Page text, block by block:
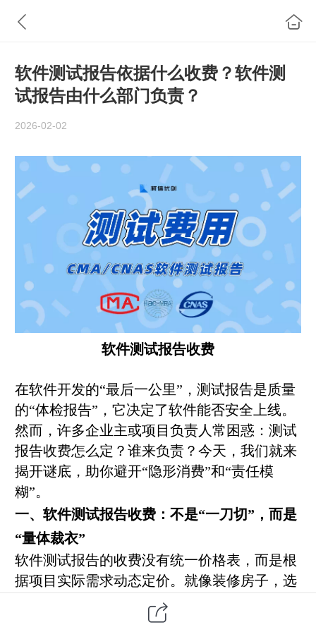
软件测试报告依据什么收费？软件测
试报告由什么部门负责？
2026-02-02
软件测试报告收费
在软件开发的“最后一公里”，测试报告是质量
的“体检报告”，它决定了软件能否安全上线。
然而，许多企业主或项目负责人常困惑：测试
报告收费怎么定？谁来负责？今天，我们就来
揭开谜底，助你避开“隐形消费”和“责任模
糊”。
一、 软件测试报告收费：不是“一刀切”，而是
“量体裁衣”
软件测试报告的收费没有统一价格表，而是根
据项目实际需求动态定价。就像装修房子，选
普通瓷砖和大理石，价格天差地别。收费核心